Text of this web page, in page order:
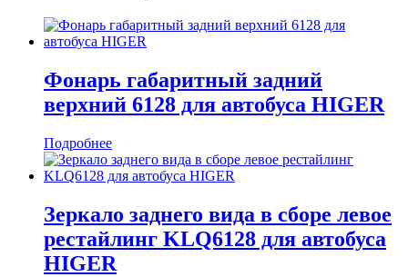
Фонарь габаритный задний
верхний 6128 для автобуса HIGER
Подробнее
Зеркало заднего вида в сборе левое
рестайлинг KLQ6128 для автобуса
HIGER